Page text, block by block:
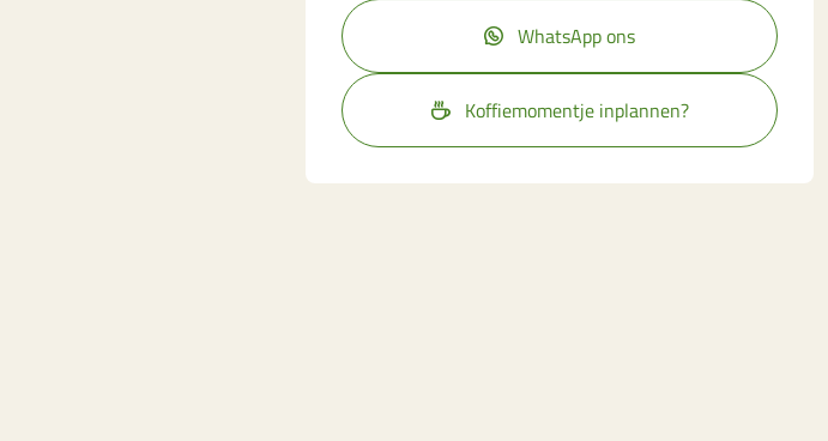
WhatsApp ons
Koffiemomentje inplannen?